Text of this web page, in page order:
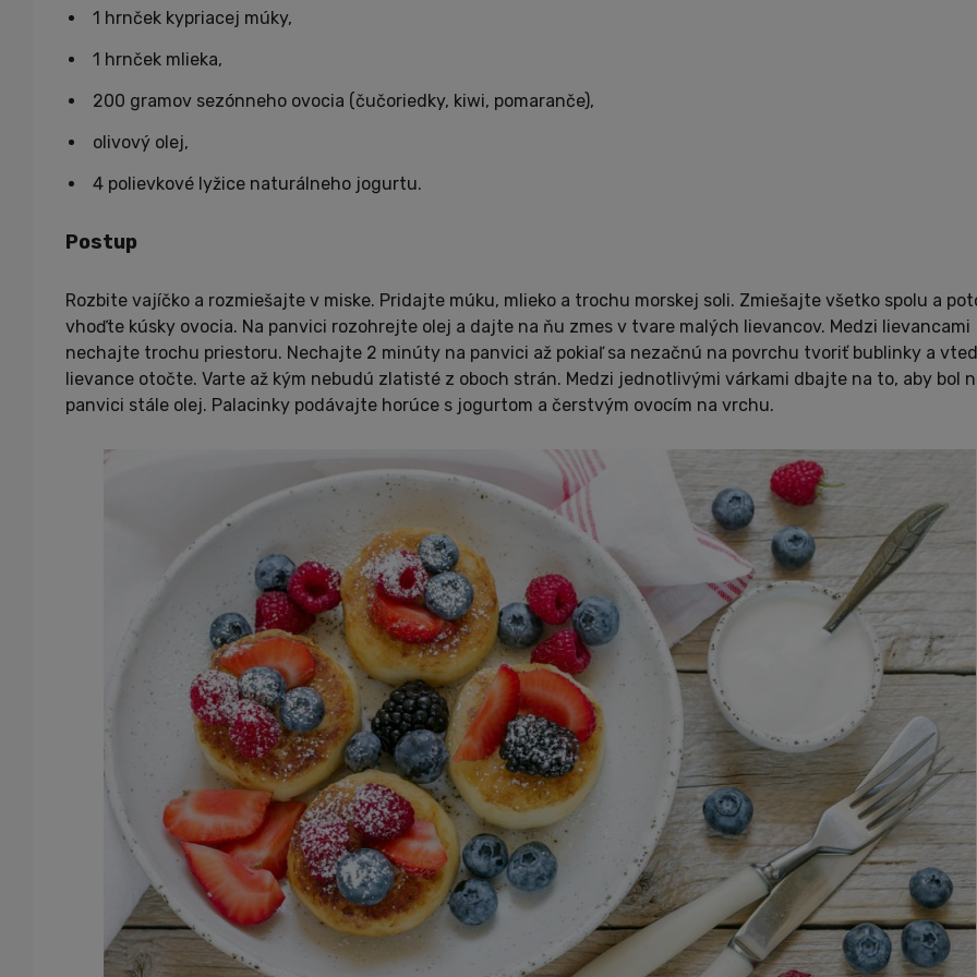
1 hrnček kypriacej múky,
1 hrnček mlieka,
200 gramov sezónneho ovocia (čučoriedky, kiwi, pomaranče),
olivový olej,
4 polievkové lyžice naturálneho jogurtu.
Postup
Rozbite vajíčko a rozmiešajte v miske. Pridajte múku, mlieko a trochu morskej soli. Zmiešajte všetko spolu a
vhoďte kúsky ovocia. Na panvici rozohrejte olej a dajte na ňu zmes v tvare malých lievancov. Medzi lievancami
nechajte trochu priestoru. Nechajte 2 minúty na panvici až pokiaľ sa nezačnú na povrchu tvoriť bublinky a
lievance otočte. Varte až kým nebudú zlatisté z oboch strán. Medzi jednotlivými várkami dbajte na to, aby bol
panvici stále olej. Palacinky podávajte horúce s jogurtom a čerstvým ovocím na vrchu.